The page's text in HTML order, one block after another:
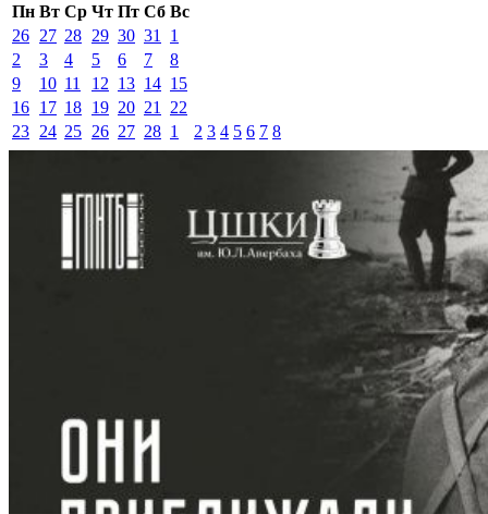
Пн Вт Ср Чт Пт Сб Вс
26 27 28 29 30 31
1
2
3 4 5 6 7
8
9
10 11 12 13 14 15
16 17 18 19 20 21
22
23 24 25 26 27 28 1 2 3 4 5 6 7 8